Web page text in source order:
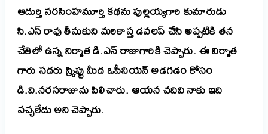
ఆదుర్తి నరసింహమూర్తి కథను పుల్లయ్యగారి కుమారుడు
సి.ఎస్ రావు తీసుకుని మరికాస్త డవలప్ చేసి అప్పటికి తన
చేతిలో ఉన్న నిర్మాత డి.ఎన్ రాజుగారికి చెప్పారు. ఈ నిర్మాత
గారు సదరు స్క్రిప్టు మీద ఒపీనియన్ అడగడం కోసం
డి.వి.నరసరాజును పిలిచారు. ఆయన చదివి నాకు ఇది
నచ్చలేదు అని చెప్పారు.